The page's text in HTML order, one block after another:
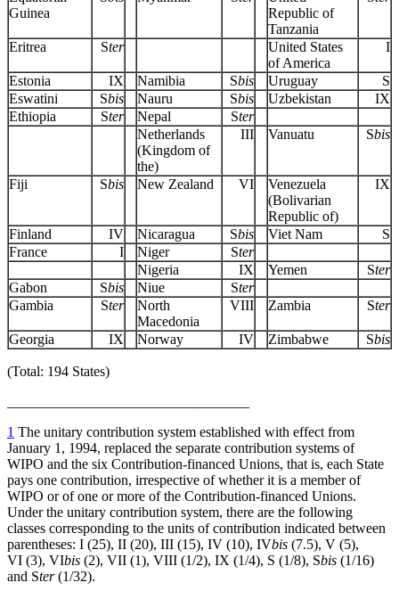
Guinea
Republic of
Tanzania
Eritrea Ster
United States
of America
I
Estonia IX Namibia Sbis Uruguay
S
Eswatini
Sbis Nauru Sbis Uzbekistan
IX
Ethiopia
Ster Nepal Ster
Netherlands
(Kingdom of
the)
III Vanuatu Sbis
Fiji Sbis New Zealand VI
Venezuela
(Bolivarian
Republic of)
IX
Finland IV Nicaragua Sbis Viet Nam
S
France
I Niger Ster
Nigeria
IX Yemen Ster
Gabon
Sbis Niue Ster
Gambia
Ster
North
Macedonia
VIII Zambia Ster
Georgia IX Norway IV Zimbabwe Sbis
(Total: 194 States)
1 The unitary contribution system established with effect from
January 1, 1994, replaced the separate contribution systems of
WIPO and the six Contribution-financed Unions, that is, each State
pays one contribution, irrespective of whether it is a member of
WIPO or of one or more of the Contribution-financed Unions.
Under the unitary contribution system, there are the following
classes corresponding to the units of contribution indicated between
parentheses: I (25), II (20), III (15), IV (10), IVbis (7.5), V (5),
VI (3), VIbis (2), VII (1), VIII (1/2), IX (1/4), S (1/8), Sbis (1/16)
and Ster(1/32).